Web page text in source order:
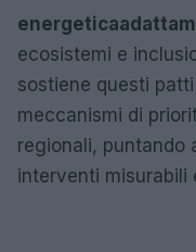
energetica
ecosistemi e
sostiene questi
meccanismi di
regionali, puntando
interventi misurabili